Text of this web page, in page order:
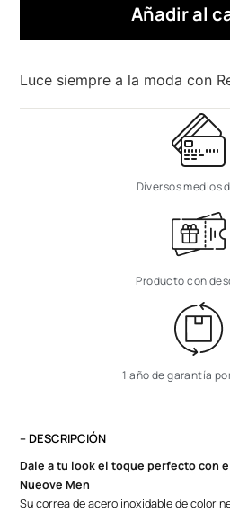
Añadir al
Luce siempre a la moda con
Diversos medios
Producto con
1 año de garantía
– DESCRIPCIÓN
Dale a tu look el toque perfecto con
Nueove Men
Su correa de acero inoxidable de color